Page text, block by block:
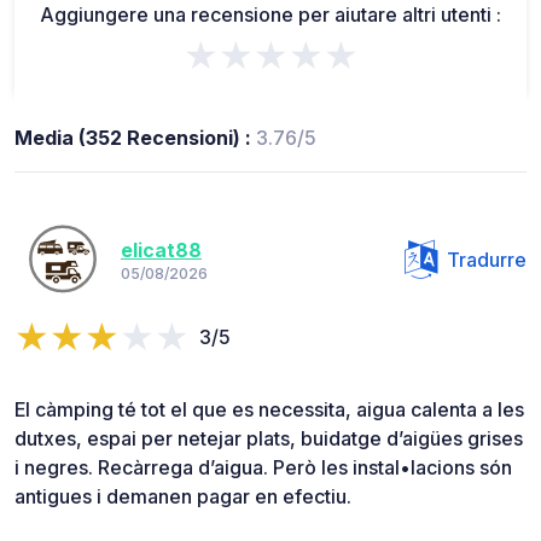
Aggiungere una recensione per aiutare altri utenti :
★★★★★
Media (352 Recensioni) : 3.76/5
elicat88
05/08/2026
Tradurre
3/5
El càmping té tot el que es necessita, aigua calenta a les
dutxes, espai per netejar plats, buidatge d’aigües grises
i negres. Recàrrega d’aigua. Però les instal•lacions són
antigues i demanen pagar en efectiu.